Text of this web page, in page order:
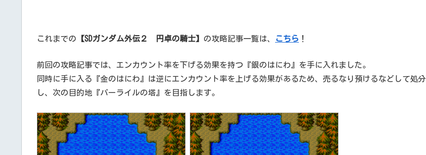
これまでの 【SDガンダム外伝２ 円卓の騎士】 の攻略記事一覧は、 こちら ！
前回の攻略記事では、エンカウント率を下げる効果を持つ『銀のはにわ』を手に入れました。
同時に手に入る『金のはにわ』は逆にエンカウント率を上げる効果があるため、売るなり預けるなどして処分
し、次の目的地『パーライルの塔』を目指します。